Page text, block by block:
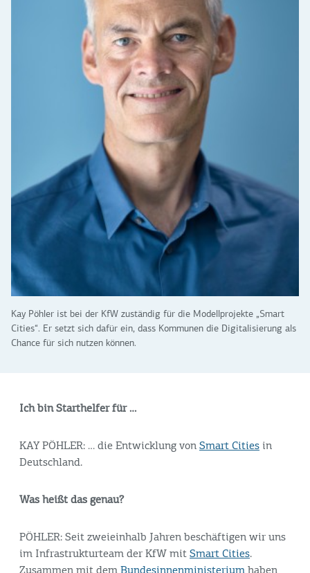
Kay Pöhler ist bei der KfW zuständig für die Modellprojekte „Smart
Cities“. Er setzt sich dafür ein, dass Kommunen die Digitalisierung als
Chance für sich nutzen können.
Ich bin Starthelfer für …
KAY PÖHLER: … die Entwicklung von Smart Cities in
Deutschland.
Was heißt das genau?
PÖHLER: Seit zweieinhalb Jahren beschäftigen wir uns
im Infrastrukturteam der KfW mit Smart Cities.